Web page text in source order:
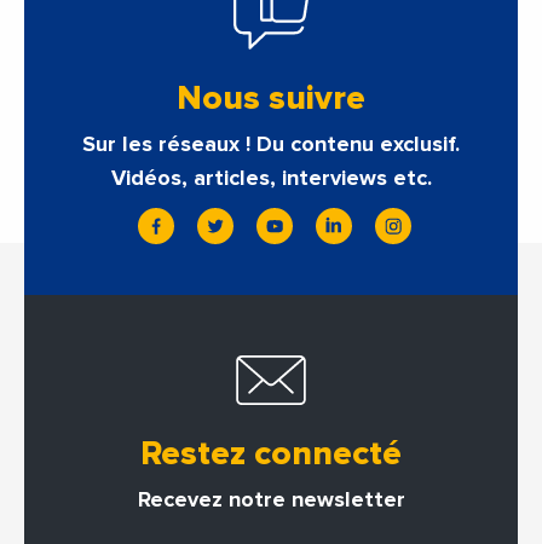
Nous suivre
Sur les réseaux ! Du contenu exclusif.
Vidéos, articles, interviews etc.
Restez connecté
Recevez notre newsletter